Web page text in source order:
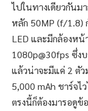
ไปในทางเดียวกันม
หลัก 50MP (f/1.8)
LED และมีกล้องหน้
1080p@30fps ซึ่ง
แล้วน่าจะมีแค่ 2 ตั
5,000 mAh ชาร์จไ
ตรงนี้ก็ต้องมารอดู